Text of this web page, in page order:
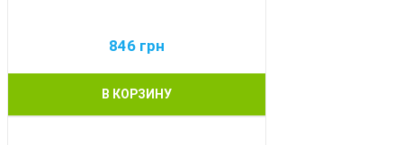
846 грн
В КОРЗИНУ